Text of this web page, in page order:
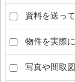
資料を送っ
物件を実際
写真や間取